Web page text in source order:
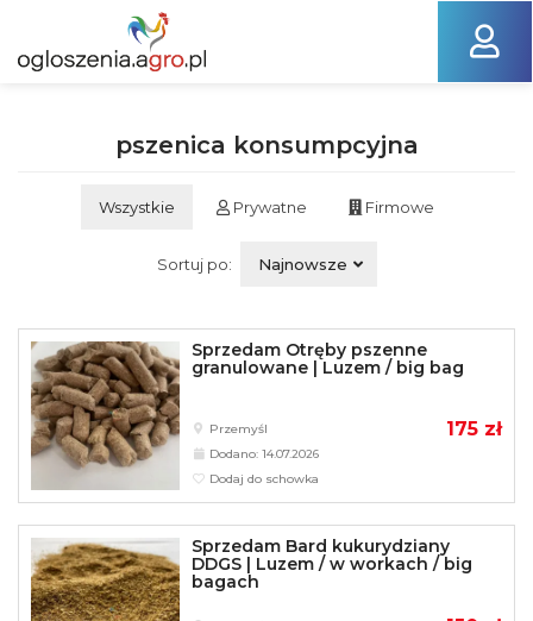
pszenica konsumpcyjna
Wszystkie Prywatne Firmowe
Sortuj po: Najnowsze
Sprzedam Otręby pszenne
granulowane | Luzem / big bag
175 zł
Przemyśl
Dodano: 14.07.2026
Dodaj do schowka
Sprzedam Bard kukurydziany
DDGS | Luzem / w workach / big
bagach